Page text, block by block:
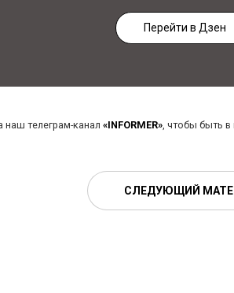
Перейти в Дзен
телеграм-канал «INFORMER», чтобы быть в
СЛЕДУЮЩИЙ